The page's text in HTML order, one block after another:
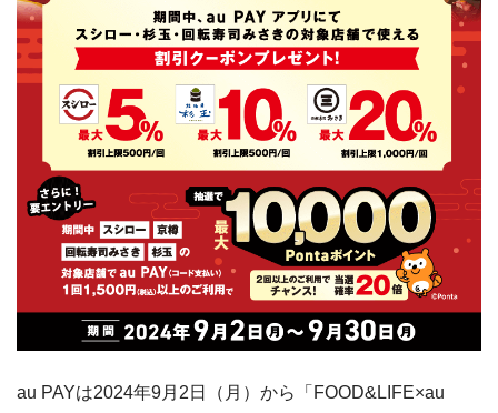
au PAYは2024年9月2日（月）から「FOOD&LIFE×au